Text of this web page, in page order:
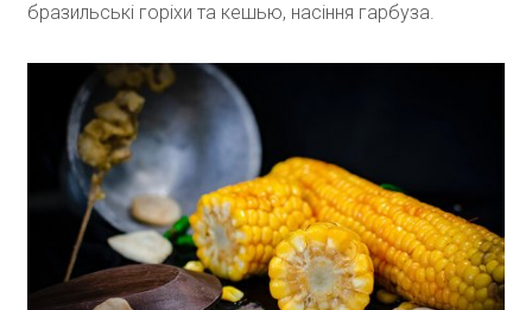
бразильські горіхи та кешью, насіння гарбуза.